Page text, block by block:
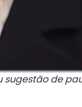
sugestão de